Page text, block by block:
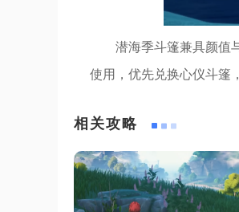
潜海季斗篷兼具颜值
使用，优先兑换心仪斗篷
相关攻略